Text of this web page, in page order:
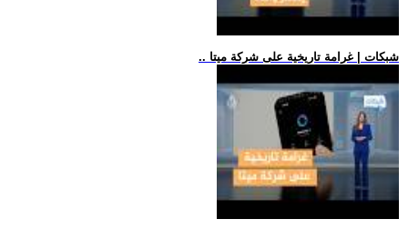
.. شبكات | غرامة تاريخية على شركة ميتا